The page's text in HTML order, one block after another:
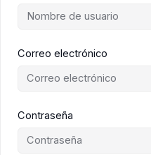
Correo electrónico
Contraseña